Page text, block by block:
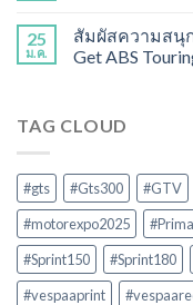
25
ม.ค.
สัมผัสความสนุ
Get ABS
TAG CLOUD
#gts #Gts300 #GTV
#motorexpo2025
#Sprint150
#Sprint180
#vespaaprint